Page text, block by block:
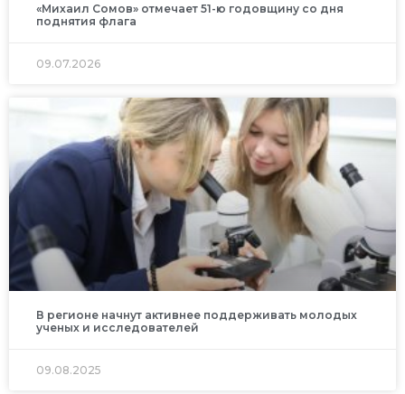
«Михаил Сомов» отмечает 51-ю годовщину со дня
поднятия флага
09.07.2026
В регионе начнут активнее поддерживать молодых
ученых и исследователей
09.08.2025